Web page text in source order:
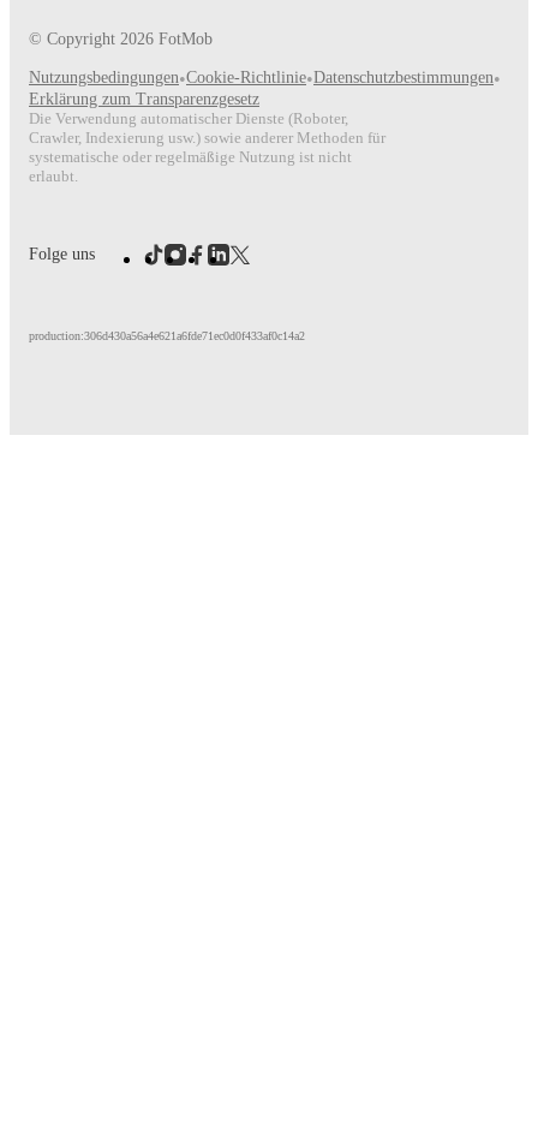
© Copyright 2026 FotMob
Nutzungsbedingungen•Cookie-Richtlinie•Datenschutzbestimmungen•
Erklärung zum Transparenzgesetz
Die Verwendung automatischer Dienste (Roboter,
Crawler, Indexierung usw.) sowie anderer Methoden für
systematische oder regelmäßige Nutzung ist nicht
erlaubt.
Folge uns
production:306d430a56a4e621a6fde71ec0d0f433af0c14a2